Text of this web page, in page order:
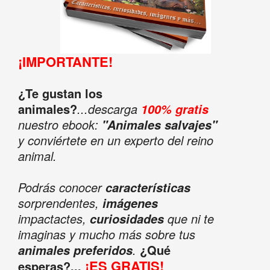
¡IMPORTANTE!
¿Te gustan los
animales?...descarga 100% gratis
nuestro ebook: "Animales salvajes"
y conviértete en un experto del reino
animal.
Podrás conocercaracterísticas
sorprendentes, imágenes
impactactes, curiosidadesque ni te
imaginas y mucho más sobre tus
animales preferidos. ¿Qué
esperas?... ¡ES GRATIS!